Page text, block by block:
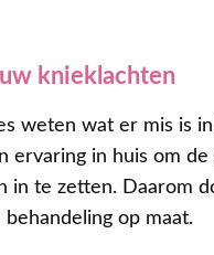
knieklachten
weten wat er mis is
ervaring in huis om de
in te zetten. Daarom
op maat.
doe